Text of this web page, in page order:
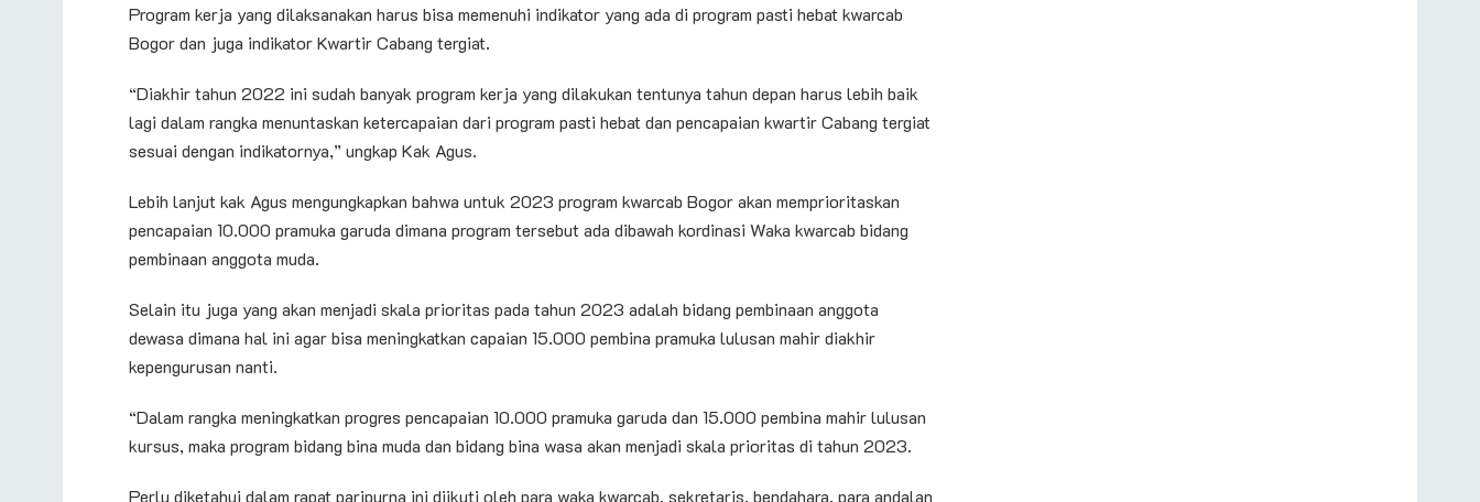
Program kerja yang dilaksanakan harus bisa memenuhi indikator yang ada di program pasti hebat kwarcab
Bogor dan juga indikator Kwartir Cabang tergiat.
“Diakhir tahun 2022 ini sudah banyak program kerja yang dilakukan tentunya tahun depan harus lebih baik
lagi dalam rangka menuntaskan ketercapaian dari program pasti hebat dan pencapaian kwartir Cabang tergiat
sesuai dengan indikatornya,” ungkap Kak Agus.
Lebih lanjut kak Agus mengungkapkan bahwa untuk 2023 program kwarcab Bogor akan memprioritaskan
pencapaian 10.000 pramuka garuda dimana program tersebut ada dibawah kordinasi Waka kwarcab bidang
pembinaan anggota muda.
Selain itu juga yang akan menjadi skala prioritas pada tahun 2023 adalah bidang pembinaan anggota
dewasa dimana hal ini agar bisa meningkatkan capaian 15.000 pembina pramuka lulusan mahir diakhir
kepengurusan nanti.
“Dalam rangka meningkatkan progres pencapaian 10.000 pramuka garuda dan 15.000 pembina mahir lulusan
kursus, maka program bidang bina muda dan bidang bina wasa akan menjadi skala prioritas di tahun 2023.
Perlu diketahui dalam rapat paripurna ini diikuti oleh para waka kwarcab, sekretaris, bendahara, para andalan